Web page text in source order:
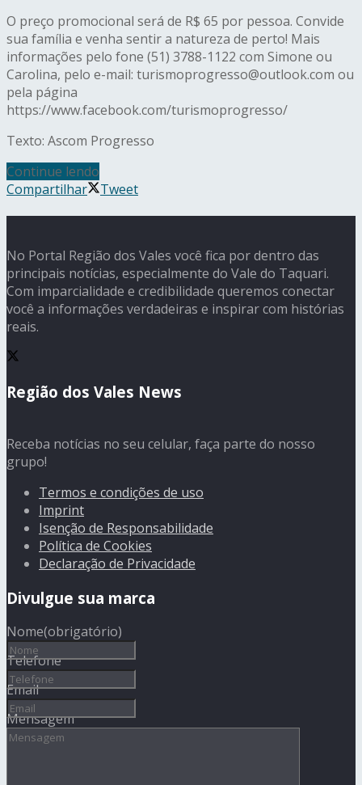
O preço promocional será de R$ 65 por pessoa. Convide
sua família e venha sentir a natureza de perto! Mais
informações pelo fone (51) 3788-1122 com Simone ou
Carolina, pelo e-mail: turismoprogresso@outlook.com ou
pela página
https://www.facebook.com/turismoprogresso/
Texto: Ascom Progresso
Continue lendo
Compartilhar
Tweet
No Portal Região dos Vales você fica por dentro das
principais notícias, especialmente do Vale do Taquari.
Com imparcialidade e credibilidade queremos conectar
você a informações verdadeiras e inspirar com histórias
reais.
Região dos Vales News
Receba notícias no seu celular, faça parte do nosso
grupo!
Termos e condições de uso
Imprint
Isenção de Responsabilidade
Política de Cookies
Declaração de Privacidade
Divulgue sua marca
Nome(obrigatório)
Telefone
Email
Mensagem